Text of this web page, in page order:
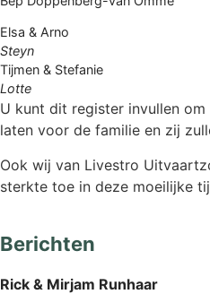
Elsa & Arno
Steyn
Tijmen & Stefanie
Lotte
U kunt dit register invullen
laten voor de familie en zij
Ook wij van Livestro
sterkte toe in deze moeilijke
Berichten
Rick & Mirjam Runhaar